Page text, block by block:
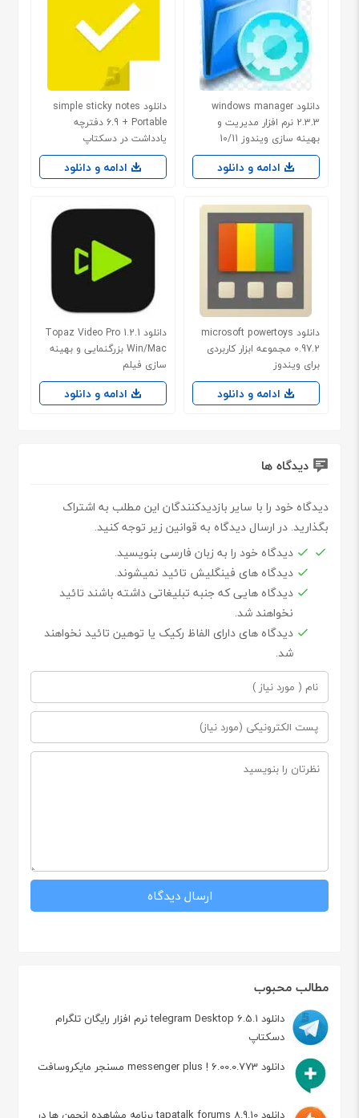
مطالب محبوب
دانلود telegram Desktop 6.5.1 نرم افزار رایگان تلگرام
دسکتاپ
دانلود messenger plus ! 6.00.0.773 مسنجر مایکروسافت
دانلود windows manager
2.3.3 نرم افزار مدیریت و
بهینه سازی ویندوز 10/11
ادامه و دانلود
دانلود simple sticky notes
6.9 + Portable دفترچه
یادداشت در دسکتاپ
ادامه و دانلود
دانلود microsoft powertoys
0.97.2 مجموعه ابزار کاربردی
برای ویندوز
ادامه و دانلود
دانلود Topaz Video Pro 1.2.1
Win/Mac بزرگنمایی و بهینه
سازی فیلم
ادامه و دانلود
دیدگاه ها
دیدگاه خود را با سایر بازدیدکنندگان این مطلب به اشتراک
بگذارید. در ارسال دیدگاه به قوانین زیر توجه کنید.
دیدگاه خود را به زبان فارسی بنویسید.
دیدگاه های فینگلیش تائید نمیشوند.
دیدگاه هایی که جنبه تبلیغاتی داشته باشند تائید
نخواهند شد.
دیدگاه های دارای الفاظ رکیک یا توهین تائید نخواهند
شد.